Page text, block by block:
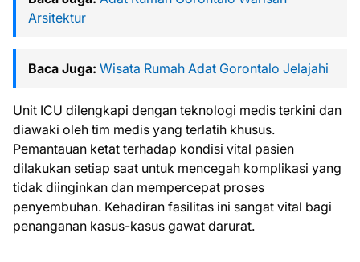
Arsitektur
Baca Juga: Wisata Rumah Adat Gorontalo Jelajahi
Unit ICU dilengkapi dengan teknologi medis terkini dan
diawaki oleh tim medis yang terlatih khusus.
Pemantauan ketat terhadap kondisi vital pasien
dilakukan setiap saat untuk mencegah komplikasi yang
tidak diinginkan dan mempercepat proses
penyembuhan. Kehadiran fasilitas ini sangat vital bagi
penanganan kasus-kasus gawat darurat.